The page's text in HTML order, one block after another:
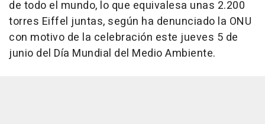
de todo el mundo, lo que equivalesa unas 2.200
torres Eiffel juntas, según ha denunciado la ONU
con motivo de la celebración este jueves 5 de
junio del Día Mundial del Medio Ambiente.